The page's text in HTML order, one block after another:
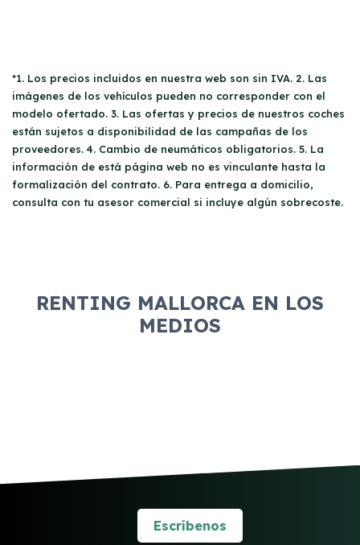
*1. Los precios incluidos en nuestra web son sin IVA. 2. Las
imágenes de los vehículos pueden no corresponder con el
modelo ofertado. 3. Las ofertas y precios de nuestros coches
están sujetos a disponibilidad de las campañas de los
proveedores. 4. Cambio de neumáticos obligatorios. 5. La
información de está página web no es vinculante hasta la
formalización del contrato. 6. Para entrega a domicilio,
consulta con tu asesor comercial si incluye algún sobrecoste.
RENTING MALLORCA EN LOS
MEDIOS
Escríbenos